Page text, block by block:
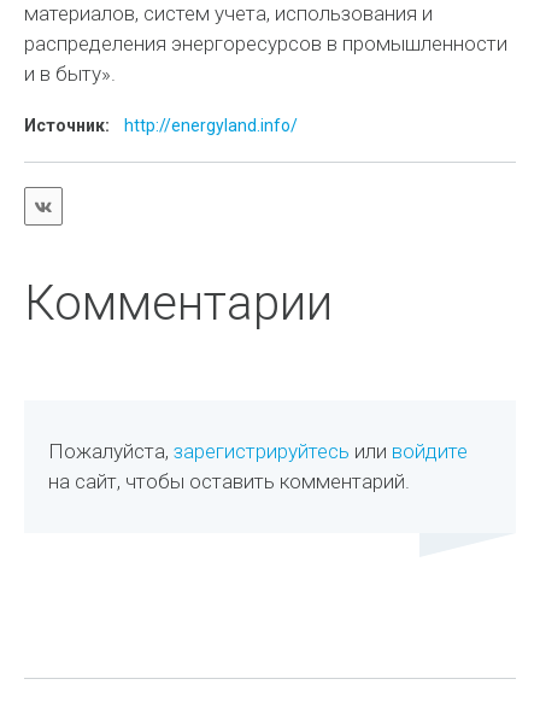
материалов, систем учета, использования и
распределения энергоресурсов в промышленности
и в быту».
Источник: http://energyland.info/
Комментарии
Пожалуйста,зарегистрируйтесь или войдите
на сайт, чтобы оставить комментарий.